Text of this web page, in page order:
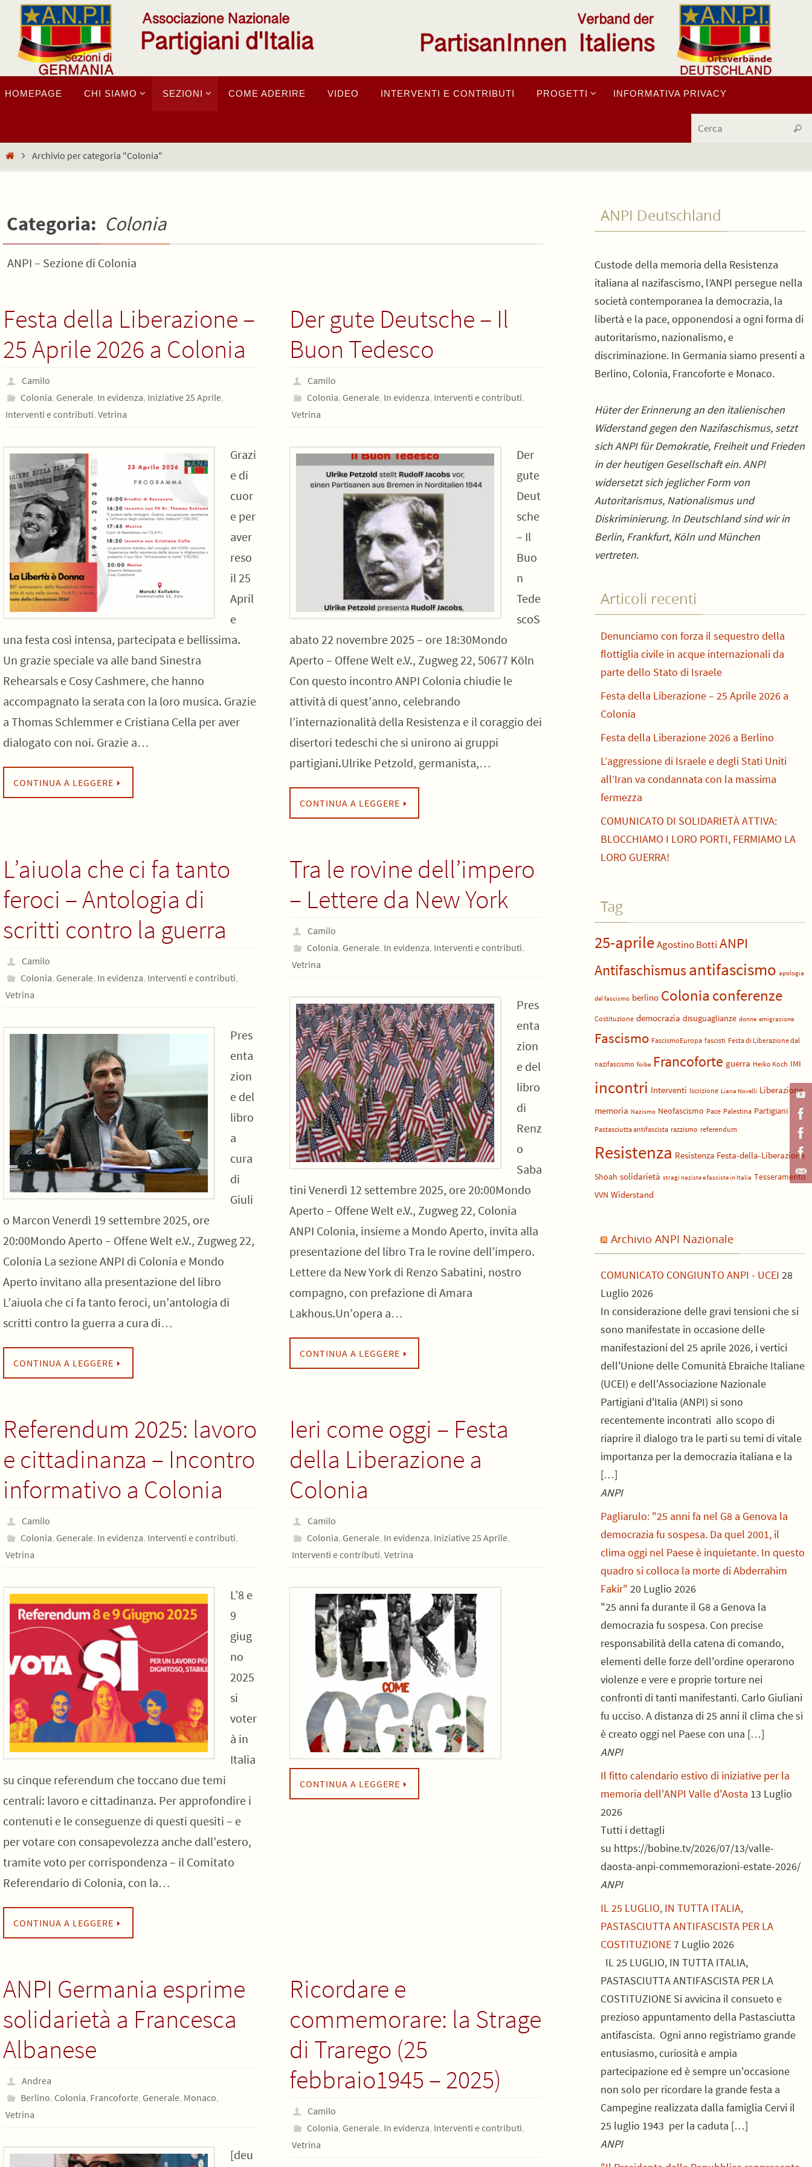
Salta
contenuto
alHOMEPAGE CHI SIAMO SEZIONI COME ADERIRE VIDEO INTERVENTI E CONTRIBUTI PROGETTI INFORMATIVA PRIVACY
Cerca
HomeArchivio per categoria "Colonia"
Categoria: Colonia
ANPI – Sezione di Colonia
Festa della Liberazione –
25 Aprile 2026 a Colonia
Camilo
Colonia, Generale, In evidenza, Iniziative 25 Aprile,
Interventi e contributi, Vetrina
Grazi
e di
cuor
e per
aver
reso
il 25
April
e
una festa così intensa, partecipata e bellissima.
Un grazie speciale va alle band Sinestra
Rehearsals e Cosy Cashmere, che hanno
accompagnato la serata con la loro musica. Grazie
a Thomas Schlemmer e Cristiana Cella per aver
dialogato con noi. Grazie a…
CONTINUA A LEGGERE
Der gute Deutsche – Il
Buon Tedesco
Camilo
Colonia, Generale, In evidenza, Interventi e contributi,
Vetrina
Der
gute
Deut
sche
– Il
Buo
n
Tede
scoS
abato 22 novembre 2025 – ore 18:30Mondo
Aperto – Offene Welt e.V., Zugweg 22, 50677 Köln
Con questo incontro ANPI Colonia chiudie le
attività di quest’anno, celebrando
l’internazionalità della Resistenza e il coraggio dei
disertori tedeschi che si unirono ai gruppi
partigiani.Ulrike Petzold, germanista,…
CONTINUA A LEGGERE
L’aiuola che ci fa tanto
feroci – Antologia di
scritti contro la guerra
Camilo
Colonia, Generale, In evidenza, Interventi e contributi,
Vetrina
Pres
enta
zion
e del
libro
a
cura
di
Giuli
o Marcon Venerdì 19 settembre 2025, ore
20:00Mondo Aperto – Offene Welt e.V., Zugweg 22,
Colonia La sezione ANPI di Colonia e Mondo
Aperto invitano alla presentazione del libro
L’aiuola che ci fa tanto feroci, un’antologia di
scritti contro la guerra a cura di…
CONTINUA A LEGGERE
Tra le rovine dell’impero
– Lettere da New York
Camilo
Colonia, Generale, In evidenza, Interventi e contributi,
Vetrina
Pres
enta
zion
e del
libro
di
Renz
o
Saba
tini Venerdì 12 settembre 2025, ore 20:00Mondo
Aperto – Offene Welt e.V., Zugweg 22, Colonia
ANPI Colonia, insieme a Mondo Aperto, invita alla
presentazione del libro Tra le rovine dell’impero.
Lettere da New York di Renzo Sabatini, nostro
compagno, con prefazione di Amara
Lakhous.Un’opera a…
CONTINUA A LEGGERE
Referendum 2025: lavoro
e cittadinanza – Incontro
informativo a Colonia
Camilo
Colonia, Generale, In evidenza, Interventi e contributi,
Vetrina
L’8 e
9
giug
no
2025
si
voter
à in
Italia
su cinque referendum che toccano due temi
centrali: lavoro e cittadinanza. Per approfondire i
contenuti e le conseguenze di questi quesiti – e
per votare con consapevolezza anche dall’estero,
tramite voto per corrispondenza – il Comitato
Referendario di Colonia, con la…
CONTINUA A LEGGERE
Ieri come oggi – Festa
della Liberazione a
Colonia
Camilo
Colonia, Generale, In evidenza, Iniziative 25 Aprile,
Interventi e contributi, Vetrina
CONTINUA A LEGGERE
ANPI Germania esprime
solidarietà a Francesca
Albanese
Andrea
Berlino, Colonia, Francoforte, Generale, Monaco,
Vetrina
[deu
Ricordare e
commemorare: la Strage
di Trarego (25
febbraio1945 – 2025)
Camilo
Colonia, Generale, In evidenza, Interventi e contributi,
Vetrina
ANPI Deutschland
Custode della memoria della Resistenza
italiana al nazifascismo, l’ANPI persegue nella
società contemporanea la democrazia, la
libertà e la pace, opponendosi a ogni forma di
autoritarismo, nazionalismo, e
discriminazione. In Germania siamo presenti a
Berlino, Colonia, Francoforte e Monaco.
Hüter der Erinnerung an den italienischen
Widerstand gegen den Nazifaschismus, setzt
sich ANPI für Demokratie, Freiheit und Frieden
in der heutigen Gesellschaft ein. ANPI
widersetzt sich jeglicher Form von
Autoritarismus, Nationalismus und
Diskriminierung. In Deutschland sind wir in
Berlin, Frankfurt, Köln und München
vertreten.
Articoli recenti
Denunciamo con forza il sequestro della
flottiglia civile in acque internazionali da
parte dello Stato di Israele
Festa della Liberazione – 25 Aprile 2026 a
Colonia
Festa della Liberazione 2026 a Berlino
L’aggressione di Israele e degli Stati Uniti
all’Iran va condannata con la massima
fermezza
COMUNICATO DI SOLIDARIETÀ ATTIVA:
BLOCCHIAMO I LORO PORTI, FERMIAMO LA
LORO GUERRA!
Tag
25-aprileAgostino Botti ANPI
Antifaschismusantifascismo apologia
del fascismo berlino Colonia conferenze
Costituzione democrazia disuguaglianze donne emigrazione
Fascismo FascismoEuropa fascisti Festa di Liberazione dal
nazifascismo foibe Francoforte guerra Heiko Koch IMI
incontri Interventi Iscrizione Liana Novelli Liberazione
memoria Nazismo Neofascismo Pace Palestina Partigiani
Pastasciutta antifascista razzismo referendum
Resistenza Resistenza Festa-della-Liberazione
Shoah solidarietà stragi naziste e fasciste in Italia Tesseramento
VVN Widerstand
Archivio ANPI Nazionale
COMUNICATO CONGIUNTO ANPI - UCEI 28
Luglio 2026
In considerazione delle gravi tensioni che si
sono manifestate in occasione delle
manifestazioni del 25 aprile 2026, i vertici
dell'Unione delle Comunità Ebraiche Italiane
(UCEI) e dell'Associazione Nazionale
Partigiani d'Italia (ANPI) si sono
recentemente incontrati allo scopo di
riaprire il dialogo tra le parti su temi di vitale
importanza per la democrazia italiana e la
[…]
ANPI
Pagliarulo: "25 anni fa nel G8 a Genova la
democrazia fu sospesa. Da quel 2001, il
clima oggi nel Paese è inquietante. In questo
quadro si colloca la morte di Abderrahim
Fakir" 20 Luglio 2026
"25 anni fa durante il G8 a Genova la
democrazia fu sospesa. Con precise
responsabilità della catena di comando,
elementi delle forze dell'ordine operarono
violenze e vere e proprie torture nei
confronti di tanti manifestanti. Carlo Giuliani
fu ucciso. A distanza di 25 anni il clima che si
è creato oggi nel Paese con una […]
ANPI
Il fitto calendario estivo di iniziative per la
memoria dell'ANPI Valle d'Aosta 13 Luglio
2026
Tutti i dettagli
su https://bobine.tv/2026/07/13/valle-
daosta-anpi-commemorazioni-estate-2026/
ANPI
IL 25 LUGLIO, IN TUTTA ITALIA,
PASTASCIUTTA ANTIFASCISTA PER LA
COSTITUZIONE7 Luglio 2026
IL 25 LUGLIO, IN TUTTA ITALIA,
PASTASCIUTTA ANTIFASCISTA PER LA
COSTITUZIONE Si avvicina il consueto e
prezioso appuntamento della Pastasciutta
antifascista. Ogni anno registriamo grande
entusiasmo, curiosità e ampia
partecipazione ed è sempre un'occasione
non solo per ricordare la grande festa a
Campegine realizzata dalla famiglia Cervi il
25 luglio 1943 per la caduta […]
ANPI